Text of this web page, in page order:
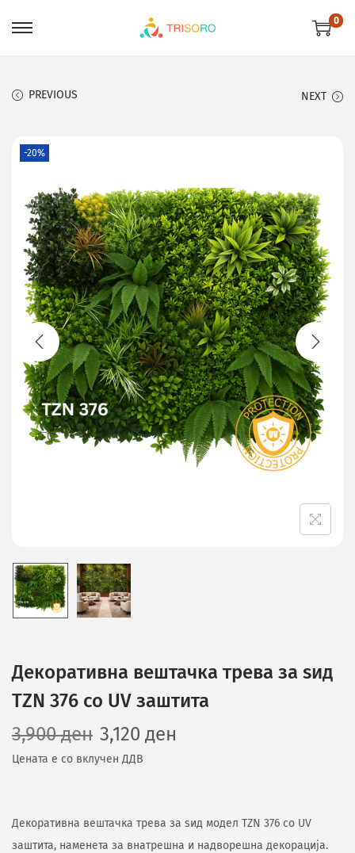
0
PREVIOUS NEXT
-20%
Декоративна вештачка трева за ѕид
TZN 376 со UV заштита
3,900ден 3,120 ден
Цената е со вклучен ДДВ
Декоративна вештачка трева за ѕид модел TZN 376 со UV
заштита, наменета за внатрешна и надворешна декорација.